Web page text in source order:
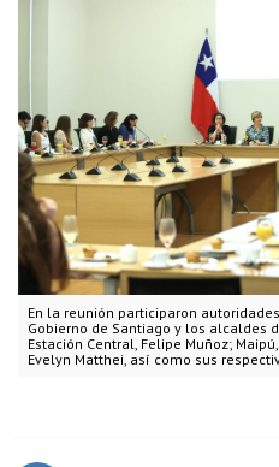
En la reunión participaron
Gobierno de Santiago y los alcaldes
Estación Central, Felipe Muñoz;
Evelyn Matthei, así como sus